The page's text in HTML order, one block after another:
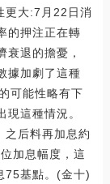
更大:7月22日消
的押注正在轉
退的擔憂，
據加劇了這種
可能性略有下
這種情況。
之后料再加息約
加息幅度，這
75基點。(金十)